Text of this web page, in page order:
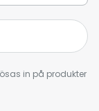
in på produkter